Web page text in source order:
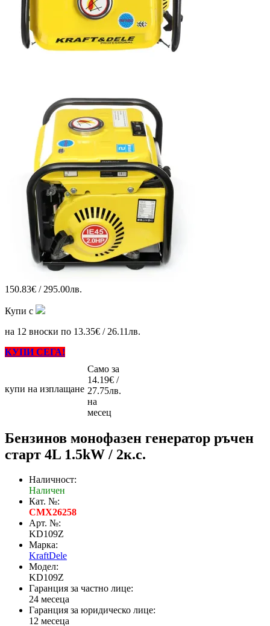
150.83€ / 295.00лв.
Купи с
на 12 вноски по 13.35€ / 26.11лв.
КУПИ СЕГА!
купи на изплащане
Само за
14.19€ /
27.75лв.
на
месец
Бензинов монофазен генератор ръчен
старт 4L 1.5kW / 2к.с.
Наличност:
Наличен
Кат. №:
CMX26258
Арт. №:
KD109Z
Марка:
KraftDele
Модел:
KD109Z
Гаранция за частно лице:
24 месеца
Гаранция за юридическо лице:
12 месеца